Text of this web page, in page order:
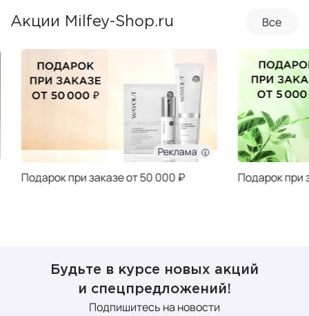
Акции Milfey-Shop.ru Все
Реклама
Подарок при заказе от 50 000 ₽ Подарок при
Будьте в курсе новых акций
и спецпредложений!
Подпишитесь на новости